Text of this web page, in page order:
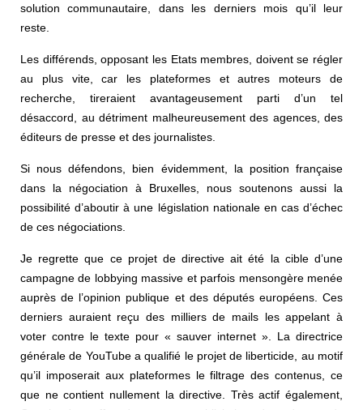
solution communautaire, dans les derniers mois qu’il leur
reste.
Les différends, opposant les Etats membres, doivent se régler
au plus vite, car les plateformes et autres moteurs de
recherche, tireraient avantageusement parti d’un tel
désaccord, au détriment malheureusement des agences, des
éditeurs de presse et des journalistes.
Si nous défendons, bien évidemment, la position française
dans la négociation à Bruxelles, nous soutenons aussi la
possibilité d’aboutir à une législation nationale en cas d’échec
de ces négociations.
Je regrette que ce projet de directive ait été la cible d’une
campagne de lobbying massive et parfois mensongère menée
auprès de l’opinion publique et des députés européens. Ces
derniers auraient reçu des milliers de mails les appelant à
voter contre le texte pour « sauver internet ». La directrice
générale de YouTube a qualifié le projet de liberticide, au motif
qu’il imposerait aux plateformes le filtrage des contenus, ce
que ne contient nullement la directive. Très actif également,